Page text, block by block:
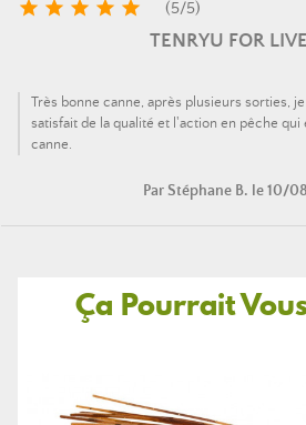
     (5/5)
TENRYU FOR LIVE
Très bonne canne, après plusieurs sorties,
satisfait de la qualité et l'action en pêche
canne.
Par Stéphane B. le 10/
Ça Pourrait